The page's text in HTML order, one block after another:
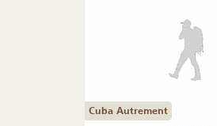
Cuba Autrement